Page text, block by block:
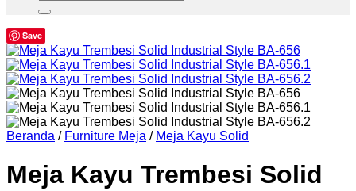
untuk:
Save
Beranda / Furniture Meja / Meja Kayu Solid
Meja Kayu Trembesi Solid